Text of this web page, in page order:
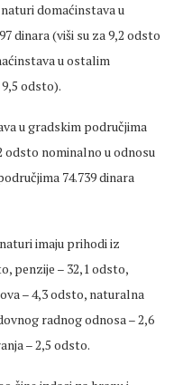
domaćinstava u
dinara (viši su za 9,2 odsto
u ostalim
odsto).
u gradskim područjima
odsto nominalno u odnosu
74.739 dinara
imaju prihodi iz
penzije – 32,1 odsto,
– 4,3 odsto, naturalna
radnog odnosa – 2,6
– 2,5 odsto.